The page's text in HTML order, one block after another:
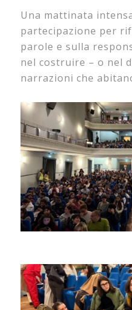
Una mattinata
partecipazione per
parole e sulla
nel costruire – o nel
narrazioni che